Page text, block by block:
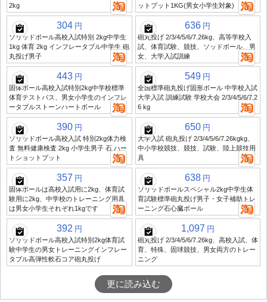
2kg
ットプット1KG(男女小学生対象)
304 円
ソリッドボール高校入試特別 2kg中学生
1kg 体育 2kg インフレータブル中学生 砲
丸投げ男子
636 円
砲丸投げ 2/3/4/5/6/7.26kg、高等学校入
試、体育試験、競技、ソッドボール、男
女、大学入試訓練
443 円
固体ボール高校入試特別2kg中学校標準
体育テストパス、男女小学生のインフレ
ータブルストーンハートボール
549 円
全国標準砲丸投げ固形ボール 中学校入試
大学入試 訓練試験 学校大会 2/3/4/5/6/7.2
6 kg
390 円
ソリッドボール高校入試 特別2kg体力検
査 無料健康検査 2kg 小学生男子 石 ハー
トショットプット
650 円
大学入試 砲丸投げ 2/3/4/5/6/7.26kgkg、
中小学校競技、競技、試験、陸上競技用
具
357 円
固体ボールは高校入試用に2kg、体育試
験用に2kg、中学校のトレーニング用具
は男女小学生それぞれ1kgです
638 円
ソリッドボールスペシャル2kg中学生体
育試験標準砲丸投げ男子・女子補助トレ
ーニング石心臓ボール
392 円
ソリッドボール高校入試特別2kg体育試
験中学生の男女トレーニングインフレー
タブル高弾性軟石コア砲丸投げ
1,097 円
砲丸投げ 2/3/4/5/6/7.26kg、高校入試、体
育、特殊、固球競技、男女両方のトレー
ニング
更に読み込む